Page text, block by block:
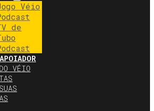
Véio
de
VÉIO